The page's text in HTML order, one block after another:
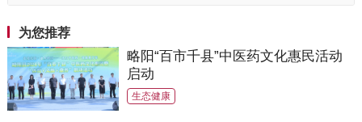
为您推荐
略阳“百市千县”中医药文化惠民活动
启动
生态健康